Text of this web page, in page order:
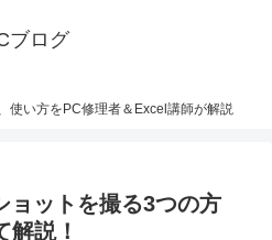
ブログ
使い方をPC修理者＆Excel講師が解説
ョットを撮る3つの方
解説！